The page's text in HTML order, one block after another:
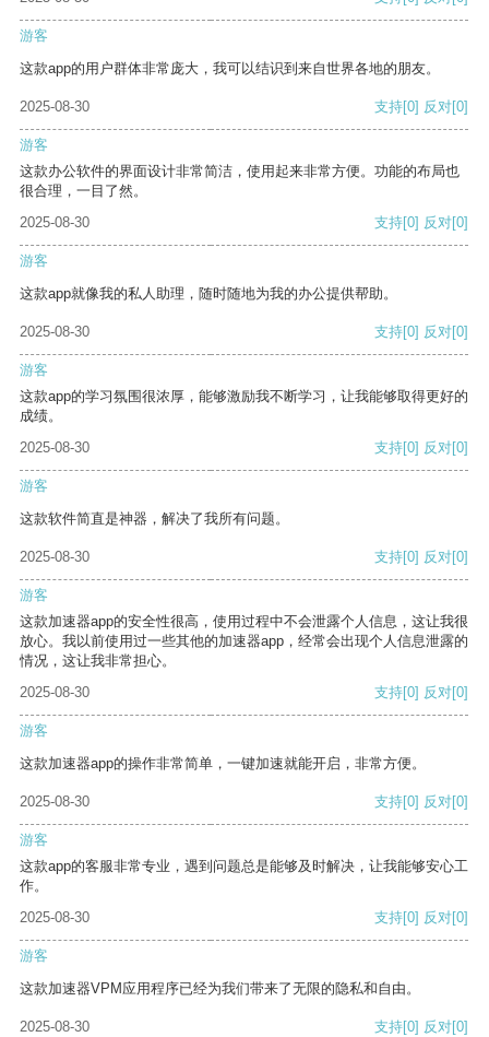
游客
这款app的用户群体非常庞大，我可以结识到来自世界各地的朋友。
2025-08-30 支持[0] 反对[0]
游客
这款办公软件的界面设计非常简洁，使用起来非常方便。功能的布局也
很合理，一目了然。
2025-08-30
支持[0] 反对[0]
游客
这款app就像我的私人助理，随时随地为我的办公提供帮助。
2025-08-30 支持[0] 反对[0]
游客
这款app的学习氛围很浓厚，能够激励我不断学习，让我能够取得更好的
成绩。
2025-08-30
支持[0] 反对[0]
游客
这款软件简直是神器，解决了我所有问题。
2025-08-30 支持[0] 反对[0]
游客
这款加速器app的安全性很高，使用过程中不会泄露个人信息，这让我很
放心。我以前使用过一些其他的加速器app，经常会出现个人信息泄露的
情况，这让我非常担心。
2025-08-30
支持[0] 反对[0]
游客
这款加速器app的操作非常简单，一键加速就能开启，非常方便。
2025-08-30 支持[0] 反对[0]
游客
这款app的客服非常专业，遇到问题总是能够及时解决，让我能够安心工
作。
2025-08-30
支持[0] 反对[0]
游客
这款加速器VPM应用程序已经为我们带来了无限的隐私和自由。
2025-08-30 支持[0] 反对[0]